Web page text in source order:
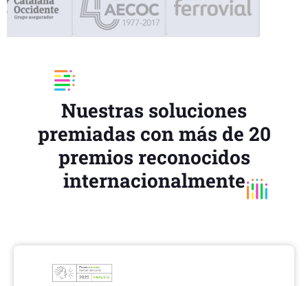
Nuestras soluciones
premiadas con más de 20
premios reconocidos
internacionalmente